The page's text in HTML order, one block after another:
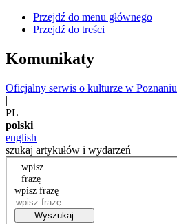
Przejdź do menu głównego
Przejdź do treści
Komunikaty
Oficjalny serwis o kulturze w Poznaniu
|
PL
polski
english
szukaj artykułów i wydarzeń
wpisz
frazę
wpisz frazę
Wyszukaj